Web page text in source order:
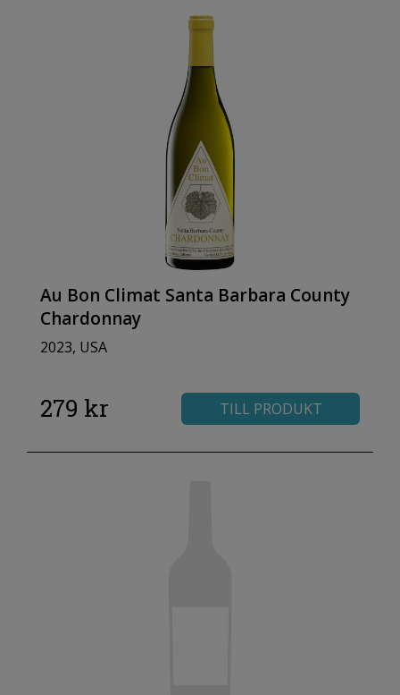
Au Bon Climat Santa Barbara County
Chardonnay
2023, USA
279 kr TILL PRODUKT